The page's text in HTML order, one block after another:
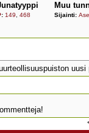
: 149 468
Muu
Sijainti: